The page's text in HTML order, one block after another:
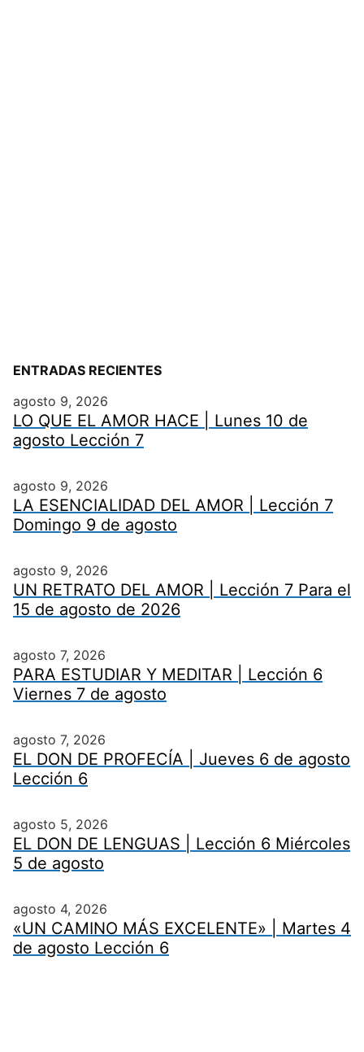
ENTRADAS RECIENTES
agosto 9, 2026
LO QUE EL AMOR HACE | Lunes 10 de
agosto Lección 7
agosto 9, 2026
LA ESENCIALIDAD DEL AMOR | Lección 7
Domingo 9 de agosto
agosto 9, 2026
UN RETRATO DEL AMOR | Lección 7 Para el
15 de agosto de 2026
agosto 7, 2026
PARA ESTUDIAR Y MEDITAR | Lección 6
Viernes 7 de agosto
agosto 7, 2026
EL DON DE PROFECÍA | Jueves 6 de agosto
Lección 6
agosto 5, 2026
EL DON DE LENGUAS | Lección 6 Miércoles
5 de agosto
agosto 4, 2026
«UN CAMINO MÁS EXCELENTE» | Martes 4
de agosto Lección 6